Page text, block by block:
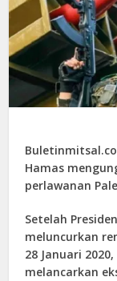
Hamas
perlawanan
Setelah
meluncurkan
28 Januari
melancarkan